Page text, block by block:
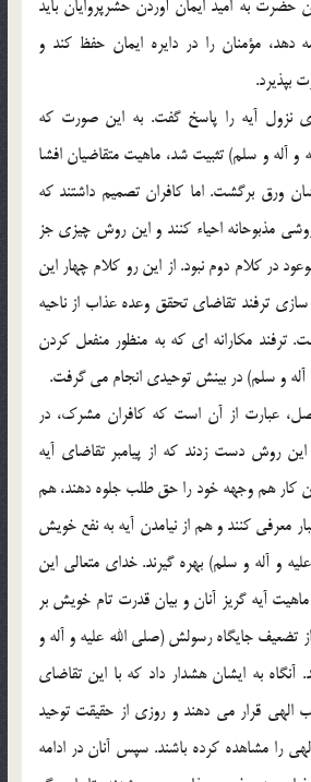
به اميد ايمان آوردن حشرپروايان بايد
دهد، مؤمنان را در دايره ايمان حفظ کند و
بپذيرد.
نزول آيه را پاسخ گفت. به اين صورت که
و آله و سلم) تثبيت شد، ماهيت متقاضيان افشا
ورق برگشت. اما کافران تصميم داشتند که
مذبوحانه احياء کنند و اين روش چيزي جز
در کلام دوم نبود. از اين رو کلام چهار اين
ترفند تقاضاي تحقق وعده عذاب از ناحيه
ترفند مکارانه اي که به منظور منفعل کردن
و سلم) در بينش توحيدي انجام مي گرفت.
عبارت از آن است که کافران مشرک، در
روش دست زدند که از پيامبر تقاضاي آيه
کار هم وجهه خود را حق طلب جلوه دهند، هم
معرفي کنند و هم از نيامدن آيه به نفع خويش
و آله و سلم) بهره گيرند. خداي متعالي اين
آيه گريز آنان و بيان قدرت تام خويش بر
تضعيف جايگاه رسولش (صلي الله عليه و آله و
آنگاه به ايشان هشدار داد که با اين تقاضاي
الهي قرار مي دهند و روزي از حقيقت توحيد
را مشاهده کرده باشند. سپس آنان در ادامه